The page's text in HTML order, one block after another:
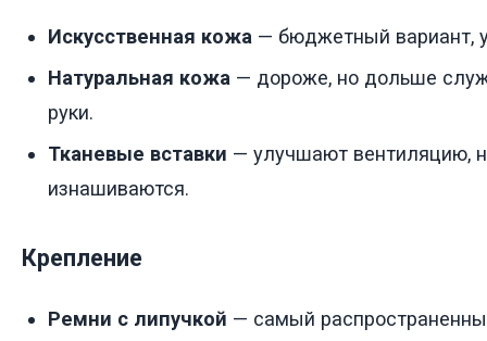
Искусственная кожа — бюджетный вариант,
Натуральная кожа — дороже, но дольше
руки.
Тканевые вставки — улучшают вентиляцию,
изнашиваются.
Крепление
Ремни с липучкой — самый